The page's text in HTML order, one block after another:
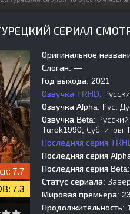
СЕРИАЛ
7.7
7.3
Оригинальное
Слоган: —
Год выхода: 2021
Озвучка TRHD:
Озвучка Alpha: Рус.
Озвучка Beta:
Turok1990, Субтитры
Последняя серия
Последняя серия
Последняя серия Beta:
Статус сериала:
Мировая премьера:
Продолжительность: